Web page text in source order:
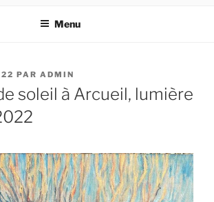
Menu
PAR ADMIN
soleil à Arcueil, lumière